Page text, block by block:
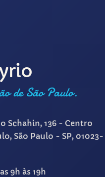
de São Paulo.
Schahin, 136 - Centro
São Paulo - SP, 01023-
9h às 19h